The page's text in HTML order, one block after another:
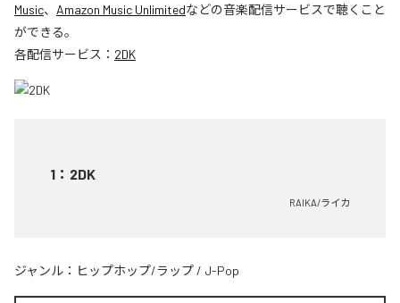
Music、 Amazon Music Unlimitedなどの音楽配信サービスで聴くこと
ができる。
各配信サービス： 2DK
1 ： 2DK
RAIKA/ライカ
ジャンル： ヒップホップ/ラップ / J-Pop